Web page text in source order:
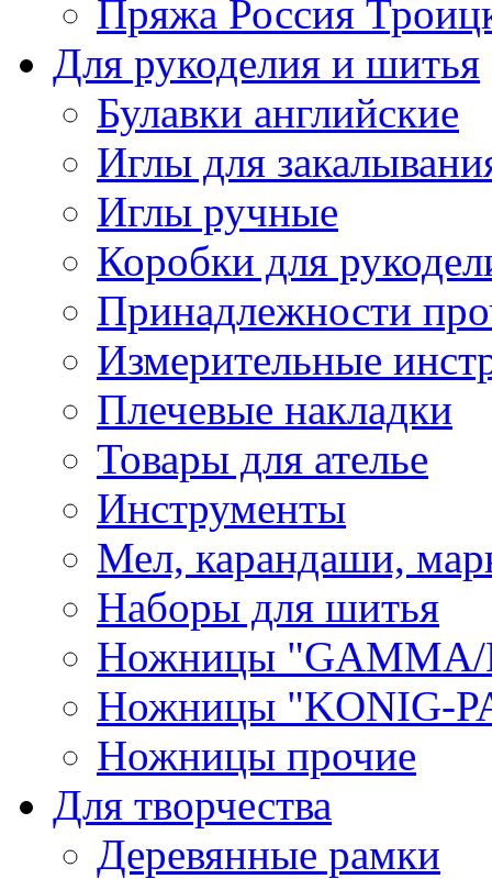
Пряжа Россия
Для рукоделия и шитья
Булавки английские
Иглы для
Иглы ручные
Коробки для
Принадлежности
Измерительные
Плечевые накладки
Товары для ателье
Инструменты
Мел, карандаши,
Наборы для шитья
Ножницы "GAMMA/
Ножницы "KONIG-
Ножницы прочие
Для творчества
Деревянные рамки